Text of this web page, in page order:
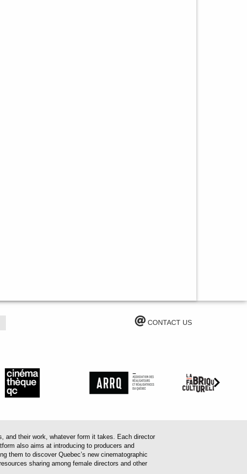
CONTACT US
and their work, whatever form it takes. Each director
also aims at introducing to producers and
them to discover Quebec’s new cinematographic
sharing among female directors and other